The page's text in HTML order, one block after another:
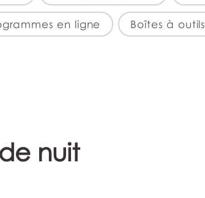
en ligne Boîtes à outils
nuit